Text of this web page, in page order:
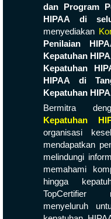
dan Program
HIPAA di
menyediakan
Penilaian
Kepatuhan
Kepatuhan
HIPAA di
Kepatuhan
Bermitra
Kepatuhan
organisasi
mendapatkan
melindungi
memahami
hingga
TopCertifier
menyeluruh